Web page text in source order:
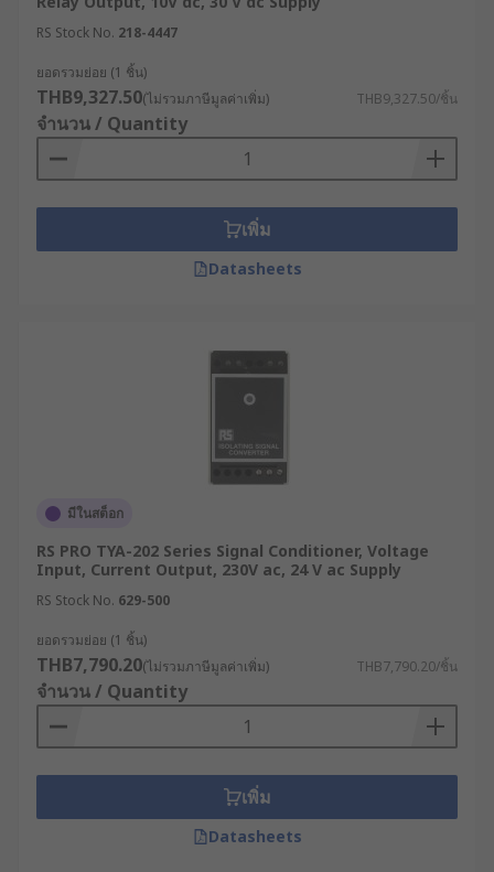
ป้องกันความผิดพลาดในการทำงานจากสัญญาณ
ที่ไม่เหมาะสมหรือไม่ได้มาตรฐาน
ประเภทของตัวแปลง
สัญญาณ
เครื่องปรับสัญญาณสามารถจำแนกออกได้เป็นหลาย
ประเภทตามฟังก์ชันการทำงานและสัญญาณที่ประมวล
ผลได้ ตัวอย่างของเครื่องปรับสัญญาณที่พบเห็นโดย
1. เครื่องขยายสัญญาณ (Amplifiers)
ใช้สำหรับขยายสัญญาณขาเข้า โดยเครื่องขยาย
สัญญาณจะเพิ่มความแรงของสัญญาณให้เหมาะสม
สำหรับการประมวลผลหรือส่งต่อในขั้นต่อไป
2. เครื่องกรองสัญญาณ (Filters)
เครื่องกรองสัญญาณมีหน้าที่กำจัดสัญญาณรบกวน
หรือสัญญาณที่ไม่ต้องการออกจากสัญญาณขาเข้า
โดยใช้ฟิลเตอร์ประเภทต่าง ๆ เช่น Low-Pass, High-
Pass, Band-Pass หรือ Notch Filter ส่วนจะเลือกใช้
แบบใดนั้น ก็ขึ้นอยู่กับช่วงความถี่ของสัญญาณที่
ต้องการกรอง
3. เครื่องปรับสัญญาณให้เป็นเส้นตรง
(Linearizers)
เครื่องประเภทนี้ทำหน้าที่ชดเชยความไม่เชิงเส้นของ
RS Stock No. 218-4447
ยอดรวมย่อย (1 ชิ้น)
THB9,327.50(ไม่รวมภาษีมูลค่าเพิ่ม) THB9,327.50/ชิ้น
จำนวน / Quantity
เพิ่ม
Datasheets
มีในสต็อก
RS PRO TYA-202 Series Signal Conditioner, Voltage
Input, Current Output, 230V ac, 24 V ac Supply
RS Stock No. 629-500
ยอดรวมย่อย (1 ชิ้น)
THB7,790.20(ไม่รวมภาษีมูลค่าเพิ่ม) THB7,790.20/ชิ้น
จำนวน / Quantity
เพิ่ม
Datasheets